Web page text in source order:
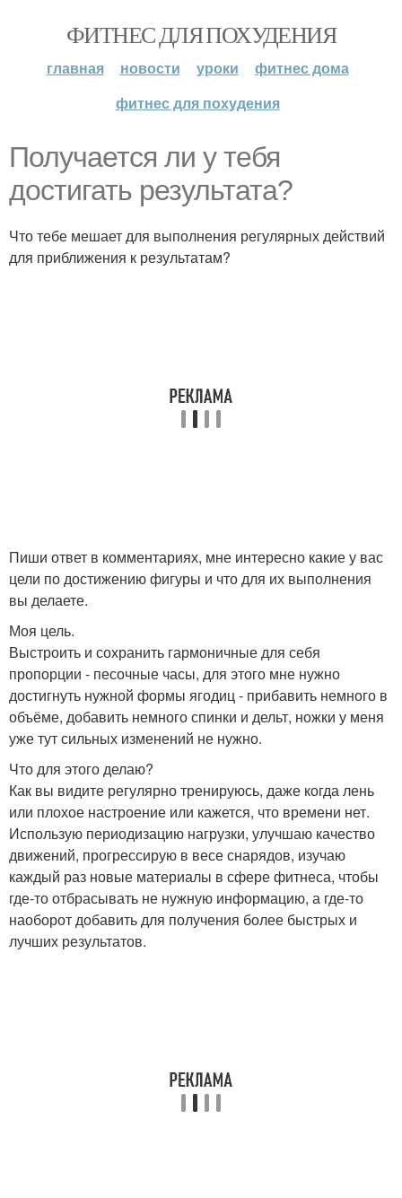
ФИТНЕС ДЛЯ ПОХУДЕНИЯ
главная новости уроки
фитнес дома
фитнес для похудения
Получается ли у тебя
достигать результата?
Что тебе мешает для выполнения регулярных действий
для приближения к результатам?
Пиши ответ в комментариях, мне интересно какие у вас
цели по достижению фигуры и что для их выполнения
вы делаете.
Моя цель.
Выстроить и сохранить гармоничные для себя
пропорции - песочные часы, для этого мне нужно
достигнуть нужной формы ягодиц - прибавить немного в
объёме, добавить немного спинки и дельт, ножки у меня
уже тут сильных изменений не нужно.
Что для этого делаю?
Как вы видите регулярно тренируюсь, даже когда лень
или плохое настроение или кажется, что времени нет.
Использую периодизацию нагрузки, улучшаю качество
движений, прогрессирую в весе снарядов, изучаю
каждый раз новые материалы в сфере фитнеса, чтобы
где-то отбрасывать не нужную информацию, а где-то
наоборот добавить для получения более быстрых и
лучших результатов.